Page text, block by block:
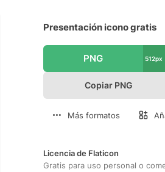
Presentación icono gratis
PNG 512px
Copiar PNG
Más formatos
Licencia de Flaticon
Gratis para uso personal o